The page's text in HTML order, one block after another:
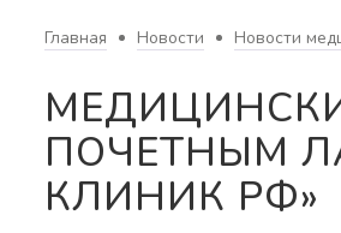
Главная Новости Новости
ПОЧЕТНЫМ
КЛИНИК РФ»